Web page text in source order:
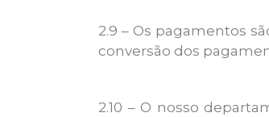
2.9 – Os pagamentos
conversão dos
2.10 – O nosso